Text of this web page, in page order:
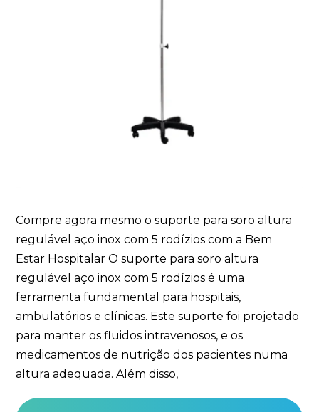
Compre agora mesmo o suporte para soro altura
regulável aço inox com 5 rodízios com a Bem
Estar Hospitalar O suporte para soro altura
regulável aço inox com 5 rodízios é uma
ferramenta fundamental para hospitais,
ambulatórios e clínicas. Este suporte foi projetado
para manter os fluidos intravenosos, e os
medicamentos de nutrição dos pacientes numa
altura adequada. Além disso,